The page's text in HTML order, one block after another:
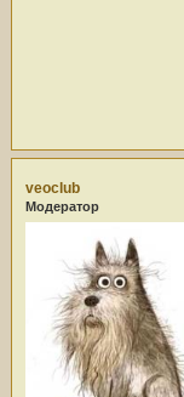
veoclub
Модератор